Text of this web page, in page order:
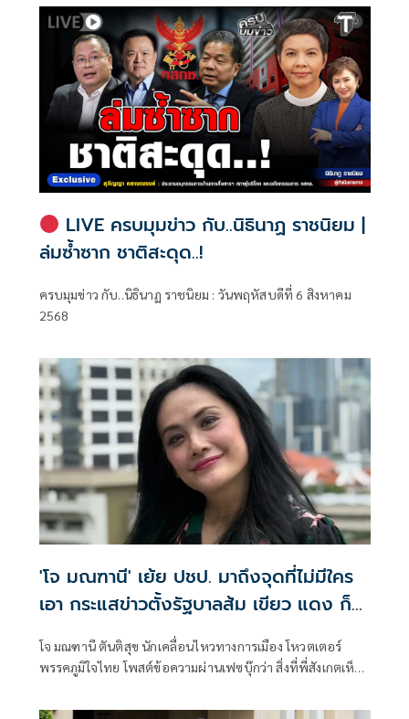
LIVE ครบมุมข่าว กับ..นิธินาฏ ราชนิยม |
ล่มซ้ำซาก ชาติสะดุด..!
ครบมุมข่าว กับ..นิธินาฏ ราชนิยม : วันพฤหัสบดีที่ 6 สิงหาคม
2568
'โจ มณฑานี' เย้ย ปชป. มาถึงจุดที่ไม่มีใคร
เอา กระแสข่าวตั้งรัฐบาลส้ม เขียว แดง ก็
โจ มณฑานี ตันติสุข นักเคลื่อนไหวทางการเมือง โหวตเตอร์
พรรคภูมิใจไทย โพสต์ข้อความผ่านเฟซบุ๊กว่า สิ่งที่พี่สังเกตเห็น
ที่เป็นพรรคที่ทุกฝั่งลืมได้ไงเนี้ย